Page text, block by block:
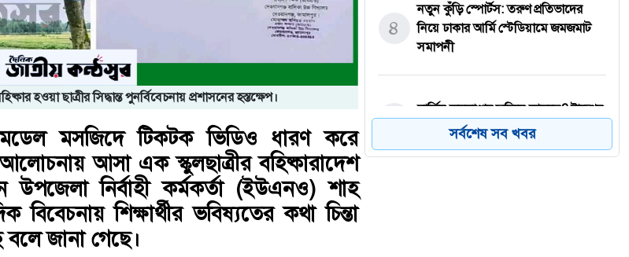
হওয়া ছাত্রীর সিদ্ধান্ত পুনর্বিবেচনায় প্রশাসনের হস্তক্ষেপ।
মডেল মসজিদে টিকটক ভিডিও ধারণ করে
আসা এক স্কুলছাত্রীর বহিষ্কারাদেশ
উপজেলা নির্বাহী কর্মকর্তা (ইউএনও) শাহ
শিক্ষার্থীর ভবিষ্যতের কথা চিন্তা
বলে জানা গেছে।
৪
নতুন কুঁড়ি স্পোর্টস: তরুণ প্রতিভাদের
নিয়ে ঢাকার আর্মি স্টেডিয়ামে জমজমাট
সমাপনী
৫
মার্কিন অস্ত্রভাণ্ডার ফুরিয়ে আসছে? ট্রাম্পের
কড়া জবাবে চাঞ্চল্য
সর্বশেষ সব খবর